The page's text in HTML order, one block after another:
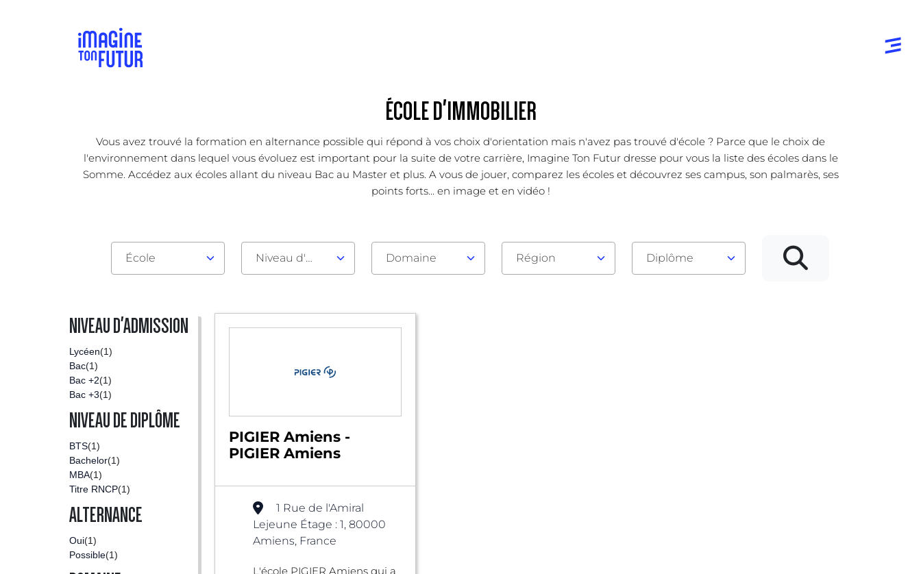
ÉCOLE D'IMMOBILIER
Vous avez trouvé la formation en alternance possible qui répond à vos choix d'orientation mais n'avez pas trouvé d'école ? Parce que le choix de
l'environnement dans lequel vous évoluez est important pour la suite de votre carrière, Imagine Ton Futur dresse pour vous la liste des écoles dans le
Somme. Accédez aux écoles allant du niveau Bac au Master et plus. A vous de jouer, comparez les écoles et découvrez ses campus, son palmarès, ses
points forts... en image et en vidéo !
École Niveau d'admission Domaine Région Diplôme
NIVEAU D'ADMISSION
Lycéen(1)
Bac(1)
Bac +2(1)
Bac +3(1)
NIVEAU DE DIPLÔME
BTS(1)
Bachelor(1)
MBA(1)
Titre RNCP(1)
ALTERNANCE
Oui(1)
Possible(1)
PIGIER Amiens -
PIGIER Amiens
1 Rue de l'Amiral
Lejeune Étage : 1, 80000
Amiens, France
L'école PIGIER Amiens qui a